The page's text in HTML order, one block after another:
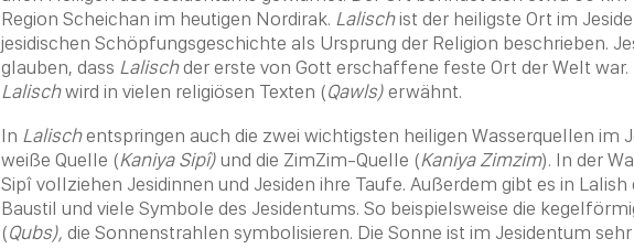
Region Scheichan im heutigen Nordirak. Lalischist der heiligste Ort im
jesidischen Schöpfungsgeschichte als Ursprung der Religion beschrieben.
glauben, dass Lalischder erste von Gott erschaffene feste Ort der Welt
Lalischwird in vielen religiösen Texten (Qawls)erwähnt.
In Lalischentspringen auch die zwei wichtigsten heiligen Wasserquellen im
weiße Quelle (Kaniya Sipî)und die ZimZim-Quelle (Kaniya Zimzim). In der
Sipî vollziehen Jesidinnen und Jesiden ihre Taufe. Außerdem gibt es in
Baustil und viele Symbole des Jesidentums. So beispielsweise die
(Qubs), die Sonnenstrahlen symbolisieren. Die Sonne ist im Jesidentum